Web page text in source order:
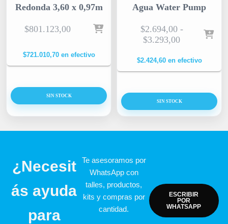
Redonda 3,60 x 0,97m
$801.123,00
$721.010,70en efectivo
SIN STOCK
Agua Water Pump
$2.694,00 -
$3.293,00
$2.424,60en efectivo
SIN STOCK
¿Necesit
ás ayuda
para
Te asesoramos por
WhatsApp con
talles, productos,
kits y compras por
cantidad.
ESCRIBIR
POR
WHATSAPP